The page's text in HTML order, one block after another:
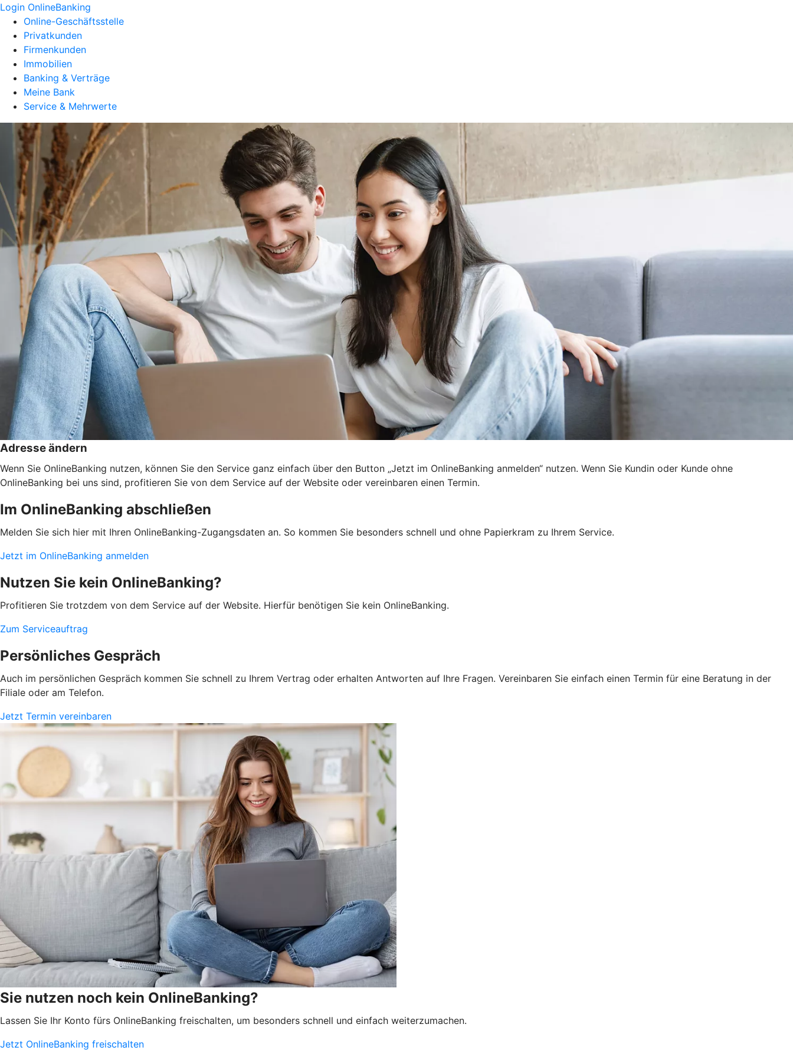
Login OnlineBanking
Online-Geschäftsstelle
Privatkunden
Firmenkunden
Immobilien
Banking & Verträge
Meine Bank
Service & Mehrwerte
Adresse ändern
Wenn Sie OnlineBanking nutzen, können Sie den Service ganz einfach über den Button „Jetzt im OnlineBanking anmelden“ nutzen. Wenn Sie Kundin oder Kunde ohne
OnlineBanking bei uns sind, profitieren Sie von dem Service auf der Website oder vereinbaren einen Termin.
Im OnlineBanking abschließen
Melden Sie sich hier mit Ihren OnlineBanking-Zugangsdaten an. So kommen Sie besonders schnell und ohne Papierkram zu Ihrem Service.
Jetzt im OnlineBanking anmelden
Nutzen Sie kein OnlineBanking?
Profitieren Sie trotzdem von dem Service auf der Website. Hierfür benötigen Sie kein OnlineBanking.
Zum Serviceauftrag
Persönliches Gespräch
Auch im persönlichen Gespräch kommen Sie schnell zu Ihrem Vertrag oder erhalten Antworten auf Ihre Fragen. Vereinbaren Sie einfach einen Termin für eine Beratung in der
Filiale oder am Telefon.
Jetzt Termin vereinbaren
Sie nutzen noch kein OnlineBanking?
Lassen Sie Ihr Konto fürs OnlineBanking freischalten, um besonders schnell und einfach weiterzumachen.
Jetzt OnlineBanking freischalten